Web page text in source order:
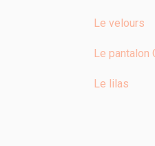
Le velours
Le pantalon
Le lilas